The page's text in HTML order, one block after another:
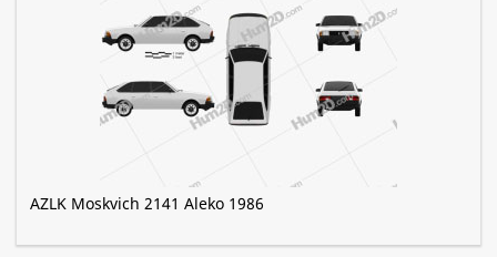
AZLK Moskvich 2141 Aleko 1986